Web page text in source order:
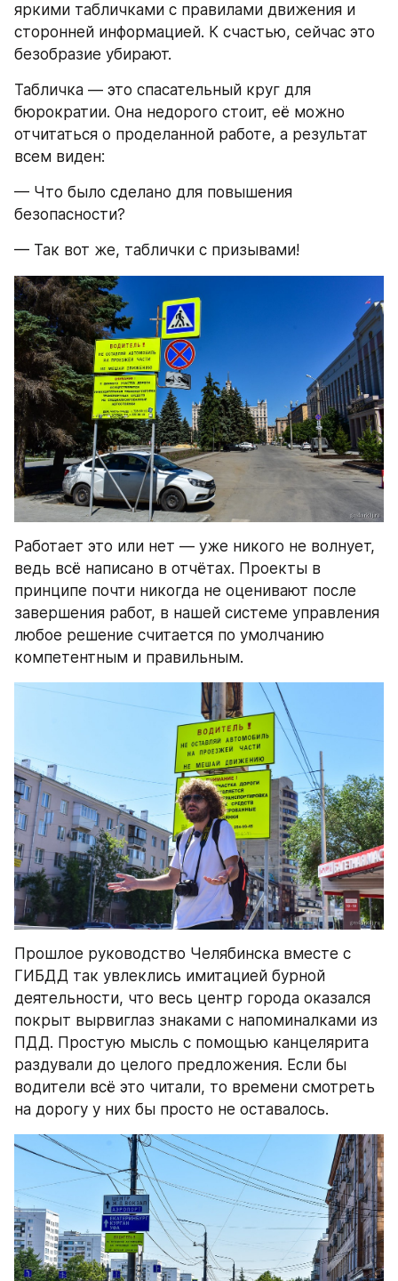
яркими табличками с правилами движения и
сторонней информацией. К счастью, сейчас это
безобразие убирают.
Табличка — это спасательный круг для
бюрократии. Она недорого стоит, её можно
отчитаться о проделанной работе, а результат
всем виден:
— Что было сделано для повышения
безопасности?
— Так вот же, таблички с призывами!
Работает это или нет — уже никого не волнует,
ведь всё написано в отчётах. Проекты в
принципе почти никогда не оценивают после
завершения работ, в нашей системе управления
любое решение считается по умолчанию
компетентным и правильным.
Прошлое руководство Челябинска вместе с
ГИБДД так увлеклись имитацией бурной
деятельности, что весь центр города оказался
покрыт вырвиглаз знаками с напоминалками из
ПДД. Простую мысль с помощью канцелярита
раздували до целого предложения. Если бы
водители всё это читали, то времени смотреть
на дорогу у них бы просто не оставалось.